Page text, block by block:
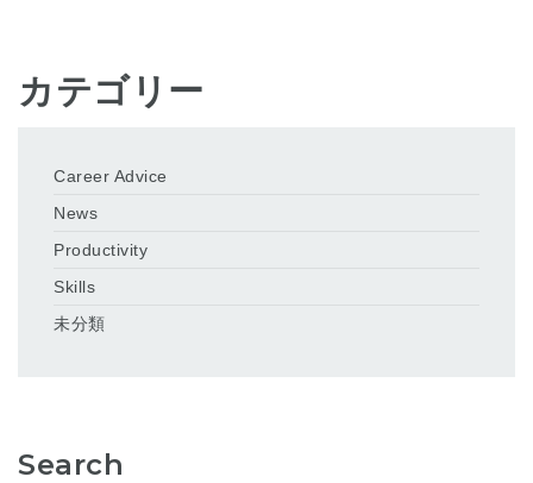
カテゴリー
Career Advice
News
Productivity
Skills
未分類
Search